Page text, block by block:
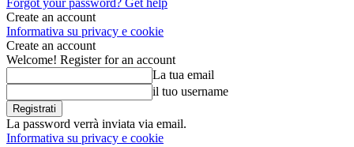
Forgot your password? Get help
Create an account
Informativa su privacy e cookie
Create an account
Welcome! Register for an account
La tua email
il tuo username
La password verrà inviata via email.
Informativa su privacy e cookie